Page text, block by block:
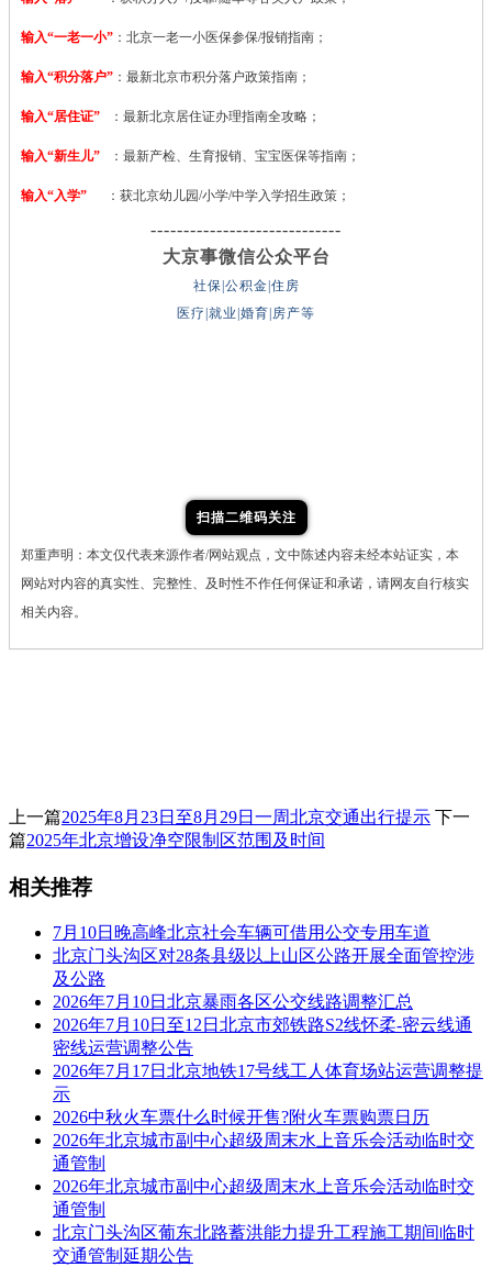
输入“一老一小” ：北京一老一小医保参保/报销指南；
输入“积分落户” ：最新北京市积分落户政策指南；
输入“居住证” ：最新北京居住证办理指南全攻略；
输入“新生儿” ：最新产检、生育报销、宝宝医保等指南；
输入“入学” ：获北京幼儿园/小学/中学入学招生政策；
-----------------------------
大京事微信公众平台
社保|公积金|住房
医疗|就业|婚育|房产等
扫描二维码关注
郑重声明：本文仅代表来源作者/网站观点，文中陈述内容未经本站证实，本
网站对内容的真实性、完整性、及时性不作任何保证和承诺，请网友自行核实
相关内容。
上一篇2025年8月23日至8月29日一周北京交通出行提示 下一
篇2025年北京增设净空限制区范围及时间
相关推荐
7月10日晚高峰北京社会车辆可借用公交专用车道
北京门头沟区对28条县级以上山区公路开展全面管控涉
及公路
2026年7月10日北京暴雨各区公交线路调整汇总
2026年7月10日至12日北京市郊铁路S2线怀柔-密云线通
密线运营调整公告
2026年7月17日北京地铁17号线工人体育场站运营调整提
示
2026中秋火车票什么时候开售?附火车票购票日历
2026年北京城市副中心超级周末水上音乐会活动临时交
通管制
2026年北京城市副中心超级周末水上音乐会活动临时交
通管制
北京门头沟区葡东北路蓄洪能力提升工程施工期间临时
交通管制延期公告